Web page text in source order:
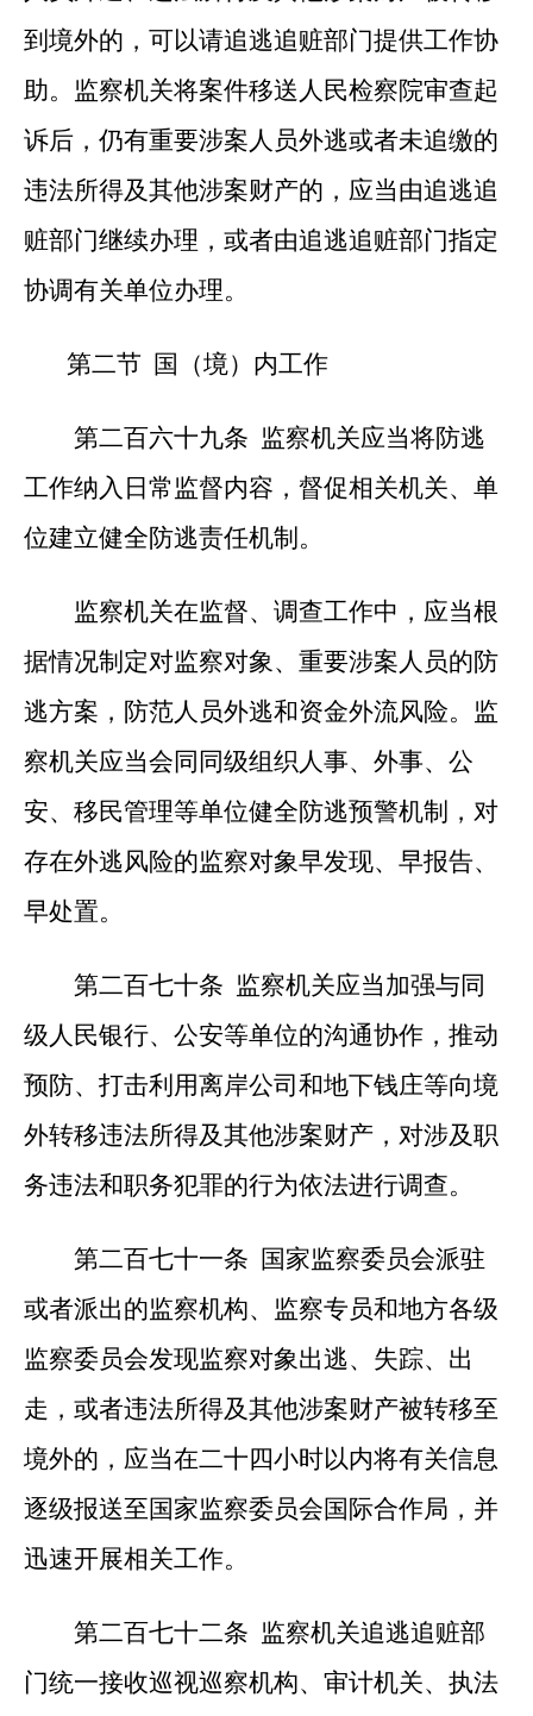
到境外的，可以请追逃追赃部门提供工作协
助。监察机关将案件移送人民检察院审查起
诉后，仍有重要涉案人员外逃或者未追缴的
违法所得及其他涉案财产的，应当由追逃追
赃部门继续办理，或者由追逃追赃部门指定
协调有关单位办理。
第二节 国（境）内工作
第二百六十九条 监察机关应当将防逃
工作纳入日常监督内容，督促相关机关、单
位建立健全防逃责任机制。
监察机关在监督、调查工作中，应当根
据情况制定对监察对象、重要涉案人员的防
逃方案，防范人员外逃和资金外流风险。监
察机关应当会同同级组织人事、外事、公
安、移民管理等单位健全防逃预警机制，对
存在外逃风险的监察对象早发现、早报告、
早处置。
第二百七十条 监察机关应当加强与同
级人民银行、公安等单位的沟通协作，推动
预防、打击利用离岸公司和地下钱庄等向境
外转移违法所得及其他涉案财产，对涉及职
务违法和职务犯罪的行为依法进行调查。
第二百七十一条 国家监察委员会派驻
或者派出的监察机构、监察专员和地方各级
监察委员会发现监察对象出逃、失踪、出
走，或者违法所得及其他涉案财产被转移至
境外的，应当在二十四小时以内将有关信息
逐级报送至国家监察委员会国际合作局，并
迅速开展相关工作。
第二百七十二条 监察机关追逃追赃部
门统一接收巡视巡察机构、审计机关、执法